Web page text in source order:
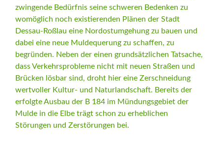
zwingende Bedürfnis seine schweren Bedenken zu
womöglich noch existierenden Plänen der Stadt
Dessau-Roßlau eine Nordostumgehung zu bauen und
dabei eine neue Muldequerung zu schaffen, zu
begründen. Neben der einen grundsätzlichen Tatsache,
dass Verkehrsprobleme nicht mit neuen Straßen und
Brücken lösbar sind, droht hier eine Zerschneidung
wertvoller Kultur- und Naturlandschaft. Bereits der
erfolgte Ausbau der B 184 im Mündungsgebiet der
Mulde in die Elbe trägt schon zu erheblichen
Störungen und Zerstörungen bei.